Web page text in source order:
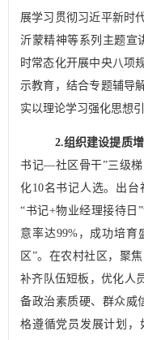
展学习贯彻习近平新时
沂蒙精神等系列主题宣
时常态化开展中央八项
示教育，结合专题辅导
实以理论学习强化思想
2.组织建设提质增
书记—社区骨干”三级
化10名书记人选。出台
“书记+物业经理接待日 ”
意率达99%，成功培育
区”。在农村社区，聚
补齐队伍短板，优化人
备政治素质硬、群众威
格遵循党员发展计划，